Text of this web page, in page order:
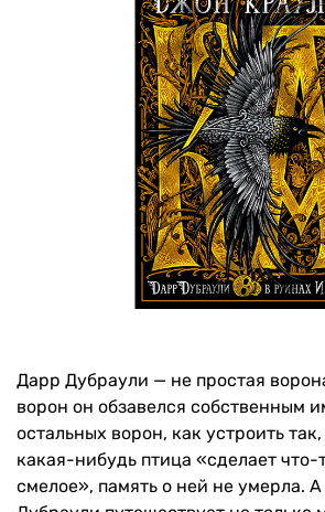
Дарр Дубраули — не простая
ворон он обзавелся собственным
остальных ворон, как устроить
какая-нибудь птица «сделает
смелое», память о ней не умерла.